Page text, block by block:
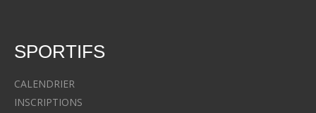
SPORTIFS
CALENDRIER
INSCRIPTIONS